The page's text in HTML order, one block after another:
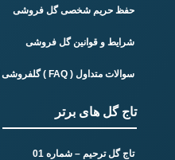
حفظ حریم شخصی گل فروشی
شرایط و قوانین گل فروشی
سوالات متداول ( FAQ ) گلفروشی اینترنتی رضوان
تاج گل های برتر
تاج گل ترحیم – شماره 01